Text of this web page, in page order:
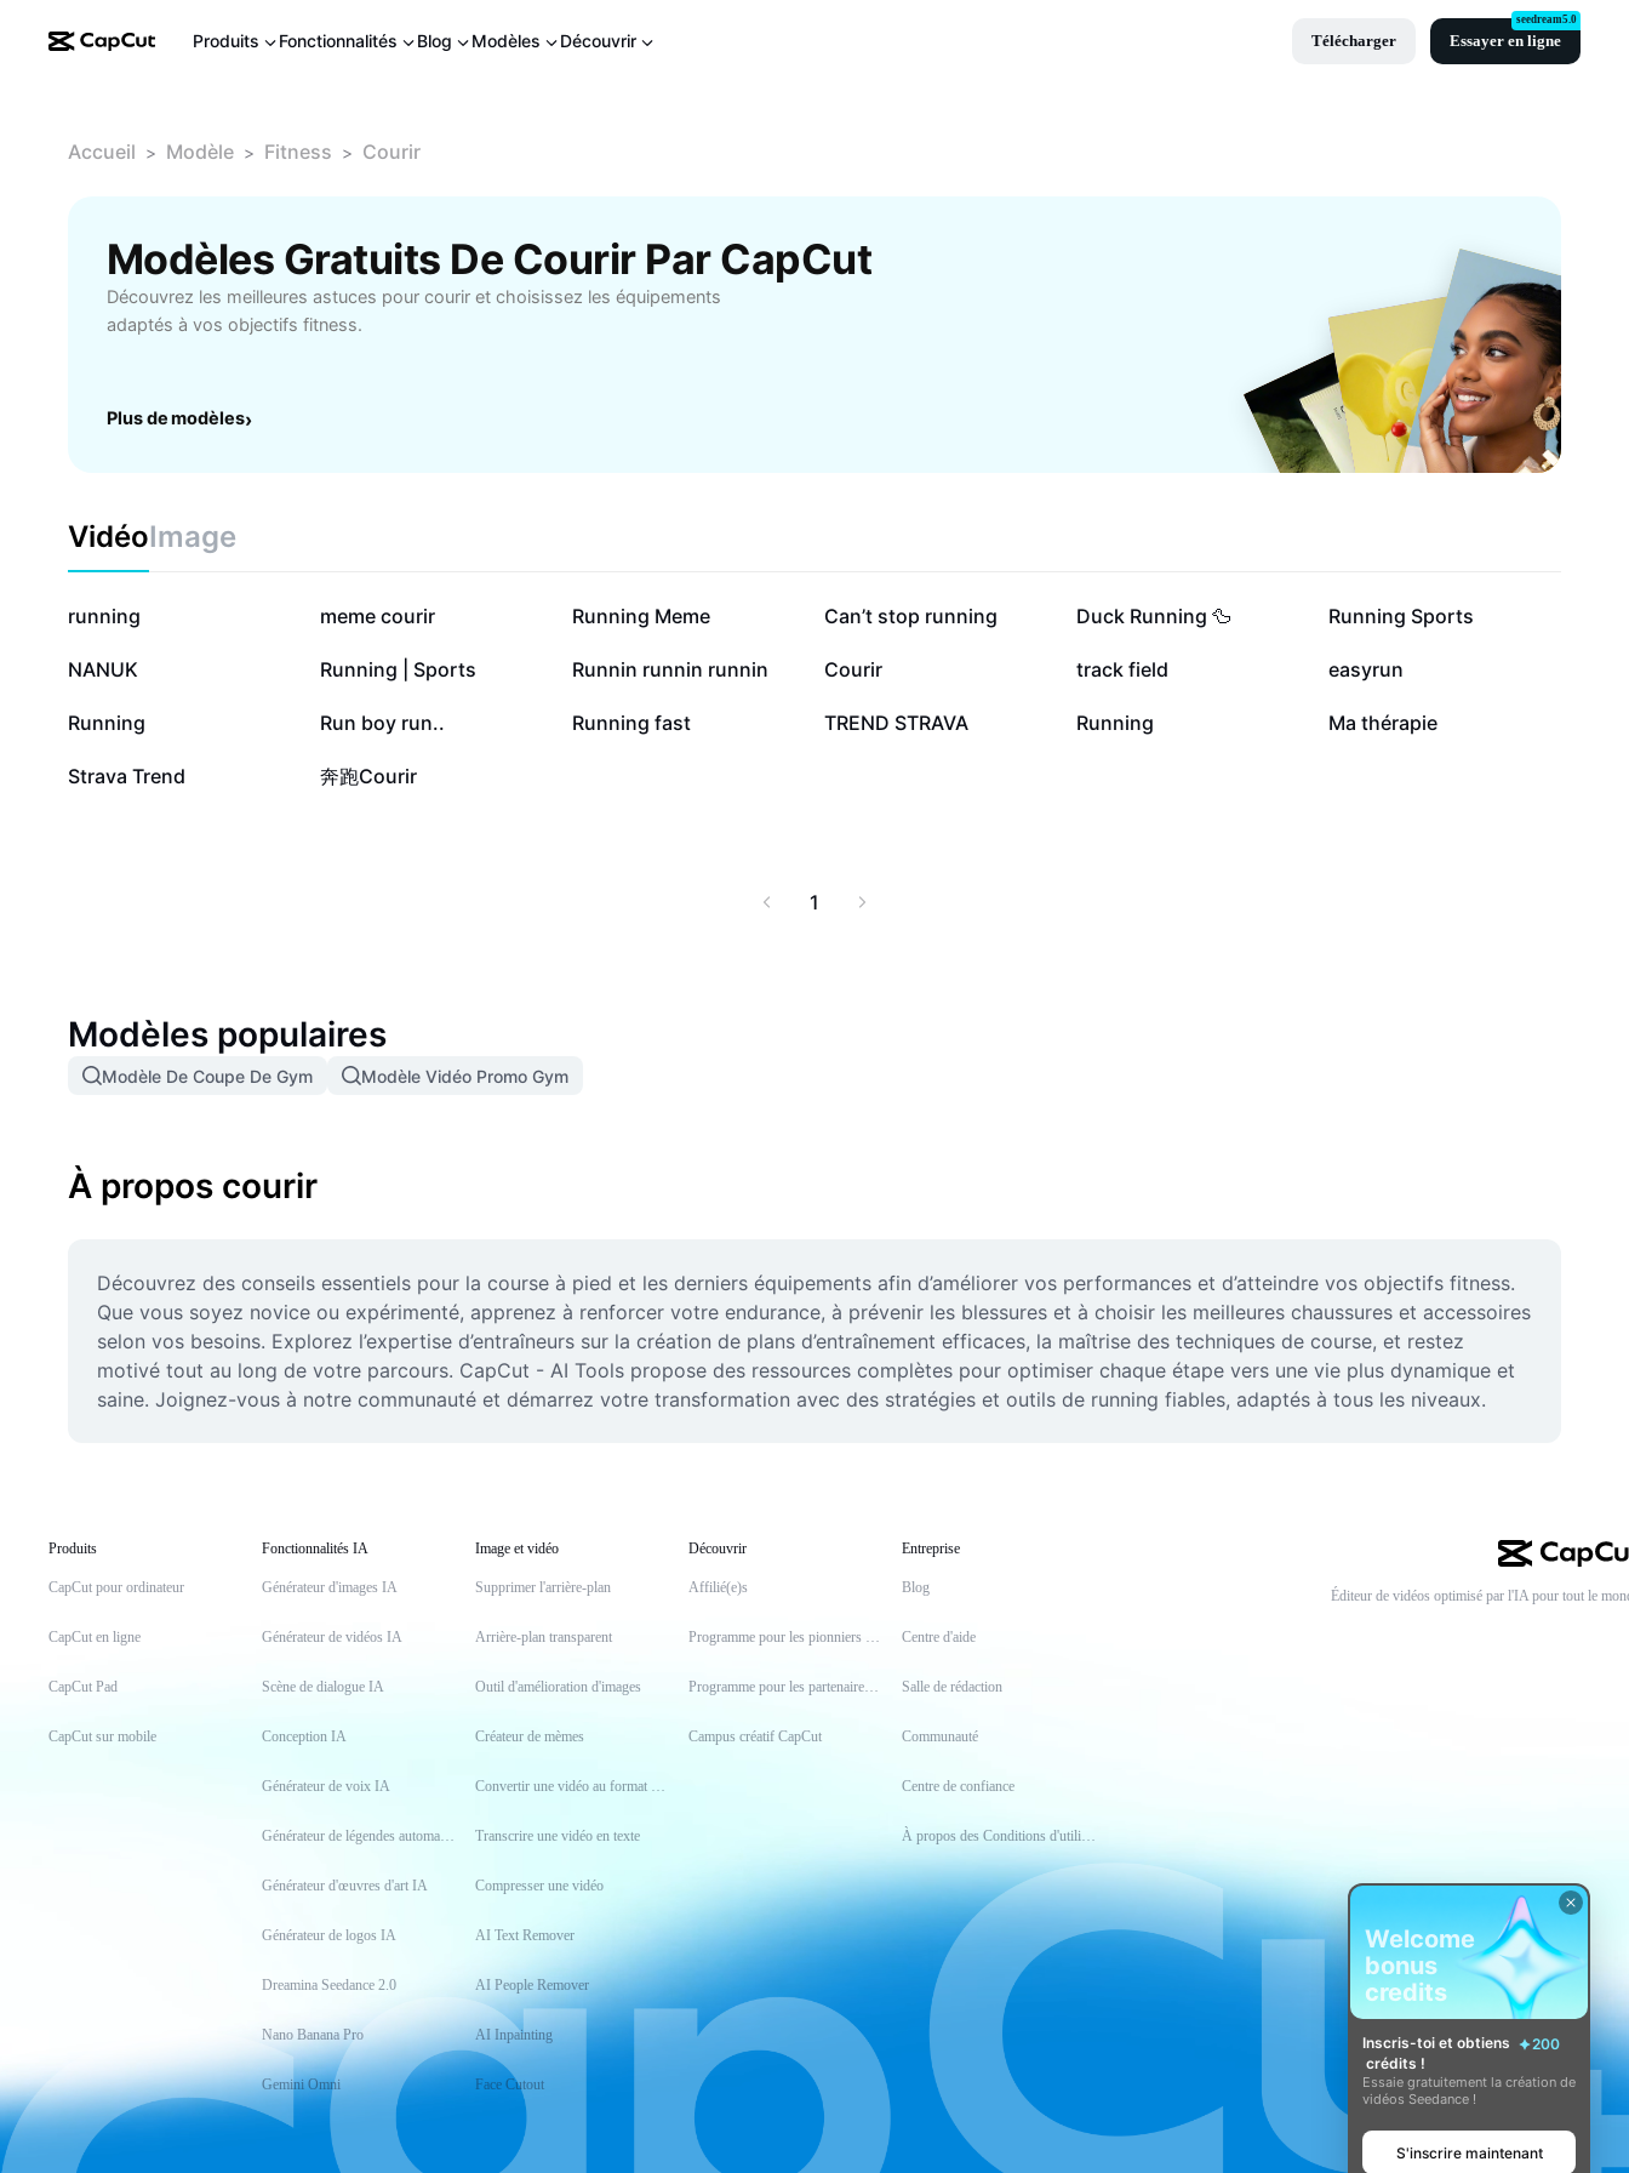
Produits Fonctionnalités Blog Modèles Découvrir Télécharger Essayer en ligne
seedream5.0
Accueil > Modèle > Fitness > Courir
Modèles Gratuits De Courir Par CapCut
Découvrez les meilleures astuces pour courir et choisissez les équipements
adaptés à vos objectifs fitness.
Plus de modèles›
VidéoImage
40,1 k
running 38,6 k
meme courir 16,5 k
Running Meme 11,4 k
Can’t stop running 10,5 k
Duck Running 🦆 9,5 k
Running Sports
6,5 k
NANUK 2,7 k
Running | Sports 2,6 k
Runnin runnin runnin 2 k
Courir 2 k
track field 1,2 k
easyrun
771
Running 724
Run boy run.. 482
Running fast 406
TREND STRAVA 166
Running 38
Ma thérapie
4
Strava Trend 3
奔跑Courir
1
Modèles populaires
Modèle De Coupe De Gym Modèle Vidéo Promo Gym
À propos courir
Découvrez des conseils essentiels pour la course à pied et les derniers équipements afin d’améliorer vos performances et d’atteindre vos objectifs fitness.
Que vous soyez novice ou expérimenté, apprenez à renforcer votre endurance, à prévenir les blessures et à choisir les meilleures chaussures et accessoires
selon vos besoins. Explorez l’expertise d’entraîneurs sur la création de plans d’entraînement efficaces, la maîtrise des techniques de course, et restez
motivé tout au long de votre parcours. CapCut - AI Tools propose des ressources complètes pour optimiser chaque étape vers une vie plus dynamique et
saine. Joignez-vous à notre communauté et démarrez votre transformation avec des stratégies et outils de running fiables, adaptés à tous les niveaux.
Produits
CapCut pour ordinateur
CapCut en ligne
CapCut Pad
CapCut sur mobile
Fonctionnalités IA
Générateur d'images IA
Générateur de vidéos IA
Scène de dialogue IA
Conception IA
Générateur de voix IA
Générateur de légendes automatiques
Générateur d'œuvres d'art IA
Générateur de logos IA
Dreamina Seedance 2.0
Nano Banana Pro
Gemini Omni
Image et vidéo
Supprimer l'arrière-plan
Arrière-plan transparent
Outil d'amélioration d'images
Créateur de mèmes
Convertir une vidéo au format MP4
Transcrire une vidéo en texte
Compresser une vidéo
AI Text Remover
AI People Remover
AI Inpainting
Face Cutout
Découvrir
Affilié(e)s
Programme pour les pionniers et pionnières
Programme pour les partenaires créatifs
Campus créatif CapCut
Entreprise
Blog
Centre d'aide
Salle de rédaction
Communauté
Centre de confiance
À propos des Conditions d'utilisation de CapCut
Éditeur de vidéos optimisé par l'IA pour tout le
Welcome
bonus
credits
Inscris-toi et obtiens
200
crédits !
Essaie gratuitement la création de
vidéos Seedance !
S'inscrire maintenant